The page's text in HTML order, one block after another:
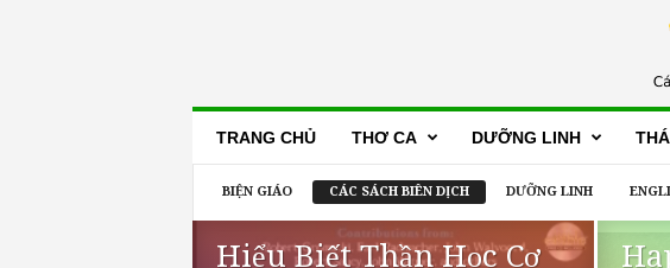
ThậtTRANG CHỦ THƠ CA DƯỠNG LINH
BIỆN GIÁO CÁC SÁCH BIÊN DỊCH DƯỠNG LINH
Hiểu Biết Thần Học Cơ